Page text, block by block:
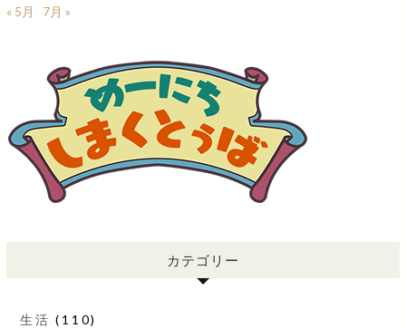
« 5月
7月 »
カテゴリー
生活 (110)